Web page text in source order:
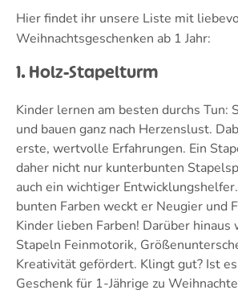
Hier findet ihr unsere Liste mit
Weihnachtsgeschenken ab 1 Jahr:
1. Holz-Stapelturm
Kinder lernen am besten durchs Tun:
und bauen ganz nach Herzenslust.
erste, wertvolle Erfahrungen. Ein
daher nicht nur kunterbunten
auch ein wichtiger
bunten Farben weckt er Neugier und
Kinder lieben Farben! Darüber hinaus
Stapeln Feinmotorik,
Kreativität gefördert. Klingt gut? Ist
Geschenk für 1-Jährige zu